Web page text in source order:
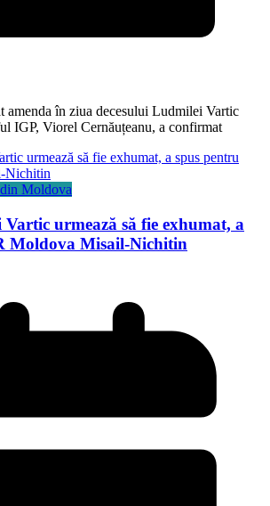
amenda în ziua decesului Ludmilei Vartic
IGP, Viorel Cernăuțeanu, a confirmat
Moldova
urmează să fie exhumat, a
Moldova Misail-Nichitin